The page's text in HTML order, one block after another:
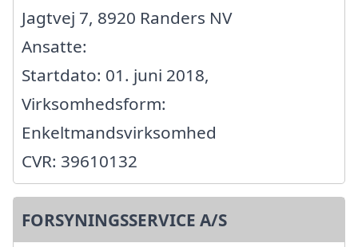
Jagtvej 7, 8920 Randers NV
Ansatte:
Startdato: 01. juni 2018,
Virksomhedsform:
Enkeltmandsvirksomhed
CVR: 39610132
FORSYNINGSSERVICE A/S